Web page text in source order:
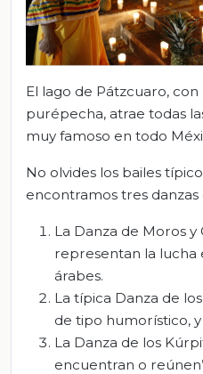
El lago de Pátzcuaro,
purépecha, atrae todas
muy famoso en todo
No olvides los bailes
encontramos tres
La Danza de Moros y
representan la lucha
árabes.
La típica Danza de
de tipo humorístico, y
La Danza de los
encuentran o